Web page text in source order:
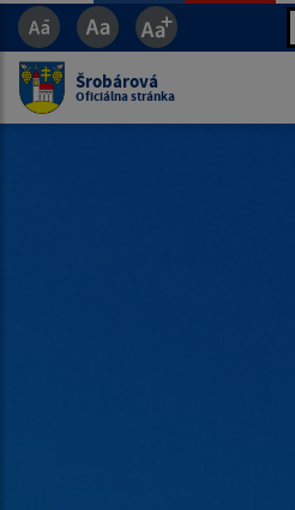
Šrobárová
Oficiálna stránka